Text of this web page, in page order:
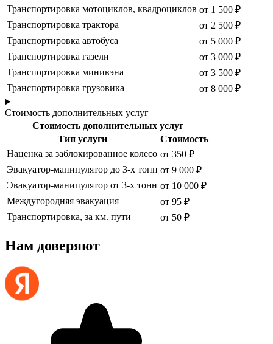
Транспортировка мотоциклов, квадроциклов от 1 500 ₽
Транспортировка трактора
от 2 500 ₽
Транспортировка автобуса
от 5 000 ₽
Транспортировка газели
от 3 000 ₽
Транспортировка минивэна
от 3 500 ₽
Транспортировка грузовика
от 8 000 ₽
Стоимость дополнительных услуг
Стоимость дополнительных услуг
Тип услуги
Стоимость
Наценка за заблокированное колесо от 350 ₽
Эвакуатор-манипулятор до 3-х тонн от 9 000 ₽
Эвакуатор-манипулятор от 3-х тонн от 10 000 ₽
Междугородняя эвакуация
от 95 ₽
Транспортировка, за км. пути
от 50 ₽
Нам доверяют